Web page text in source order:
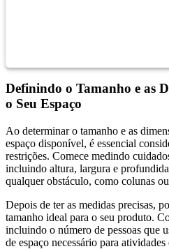
Definindo o Tamanho e as
o Seu Espaço
Ao determinar o tamanho e as
espaço disponível, é essencial
restrições. Comece medindo
incluindo altura, largura e
qualquer obstáculo, como colunas
Depois de ter as medidas precisas,
tamanho ideal para o seu produto.
incluindo o número de pessoas que
de espaço necessário para atividades